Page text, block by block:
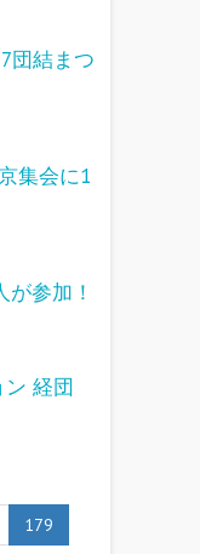
団結まつ
集会に1
参加！
経団
179